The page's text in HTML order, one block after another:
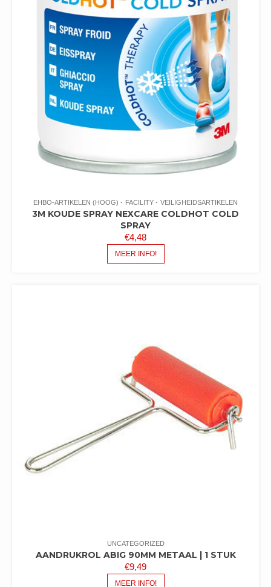
EHBO-ARTIKELEN (HOOG) FACILITY VEILIGHEIDSARTIKELEN
3M KOUDE SPRAY NEXCARE COLDHOT COLD
SPRAY
€4,48
MEER INFO!
UNCATEGORIZED
AANDRUKROL ABIG 90MM METAAL | 1 STUK
€9,49
MEER INFO!